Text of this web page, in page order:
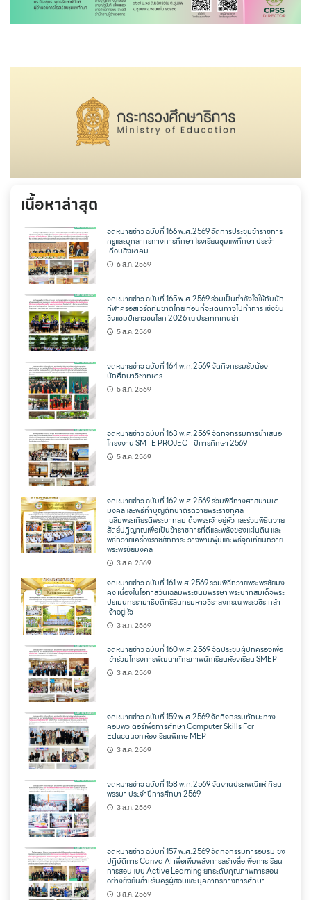
เนื้อหาล่าสุด
จดหมายข่าว ฉบับที่ 166 พ.ศ.2569 จัดการประชุมข้าราชการ
ครูและบุคลากรทางการศึกษา โรงเรียนชุมแพศึกษา ประจำ
เดือนสิงหาคม
6 ส.ค. 2569
จดหมายข่าว ฉบับที่ 165 พ.ศ.2569 ร่วมเป็นกำลังใจให้กับนัก
กีฬาครอสเวิร์ดทีมชาติไทย ก่อนที่จะเดินทางไปทำการแข่งขัน
ชิงแชมป์เยาวชนโลก 2026 ณ ประเทศเคนย่า
5 ส.ค. 2569
จดหมายข่าว ฉบับที่ 164 พ.ศ.2569 จัดกิจกรรมรับน้อง
นักศึกษาวิชาทหาร
5 ส.ค. 2569
จดหมายข่าว ฉบับที่ 163 พ.ศ.2569 จัดกิจกรรมการนำเสนอ
โครงงาน SMTE PROJECT ปีการศึกษา 2569
5 ส.ค. 2569
จดหมายข่าว ฉบับที่ 162 พ.ศ.2569 ร่วมพิธีทางศาสนามหา
มงคลและพิธีทำบุญตักบาตรถวายพระราชกุศล
เฉลิมพระเกียรติพระบาทสมเด็จพระเจ้าอยู่หัว และร่วมพิธีถวาย
สัตย์ปฏิญาณเพื่อเป็นข้าราชการที่ดีและพลังของแผ่นดิน และ
พิธีถวายเครื่องราชสักการะ วางพานพุ่มและพิธีจุดเทียนถวาย
พระพรชัยมงคล
3 ส.ค. 2569
จดหมายข่าว ฉบับที่ 161 พ.ศ.2569 รวมพิธีถวายพระพรชัยมง
คง เนื่องในโอกาสวันเฉลิมพระชนมพรรษา พระบาทสมเด็จพระ
ปรเมนทรรามาธิบดีศรีสินทรมหาวชิราลงกรณ พระวชิรเกล้า
เจ้าอยู่หัว
3 ส.ค. 2569
จดหมายข่าว ฉบับที่ 160 พ.ศ.2569 จัดประชุมผู้ปกครองเพื่อ
เข้าร่วมโครงการพัฒนาศักยภาพนักเรียนห้องเรียน SMEP
3 ส.ค. 2569
จดหมายข่าว ฉบับที่ 159 พ.ศ.2569 จัดกิจกรรมทักษะทาง
คอมพิวเตอร์เพื่อการศึกษา Computer Skills For
Education ห้องเรียนพิเศษ MEP
3 ส.ค. 2569
จดหมายข่าว ฉบับที่ 158 พ.ศ.2569 จัดงานประเพณีแห่เทียน
พรรษา ประจำปีการศึกษา 2569
3 ส.ค. 2569
จดหมายข่าว ฉบับที่ 157 พ.ศ.2569 จัดกิจกรรมการอบรมเชิง
ปฏิบัติการ Canva AI เพื่อเพิ่มพลังการสร้างสื่อเพื่อการเรียน
การสอนแบบ Active Learning ยกระดับคุณภาพการสอน
อย่างยั่งยืนสำหรับครูผู้สอนและบุคลากรทางการศึกษา
3 ส.ค. 2569